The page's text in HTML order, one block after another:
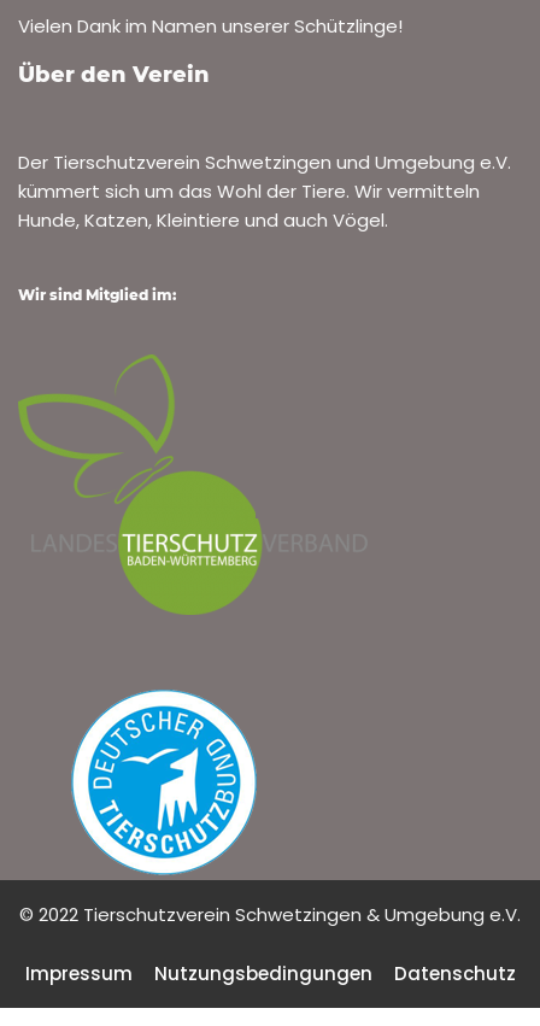
Vielen Dank im Namen unserer Schützlinge!
Über den Verein
Der Tierschutzverein Schwetzingen und Umgebung e.V.
kümmert sich um das Wohl der Tiere. Wir vermitteln
Hunde, Katzen, Kleintiere und auch Vögel.
Wir sind Mitglied im:
© 2022 Tierschutzverein Schwetzingen & Umgebung e.V.
Impressum Nutzungsbedingungen
Datenschutz